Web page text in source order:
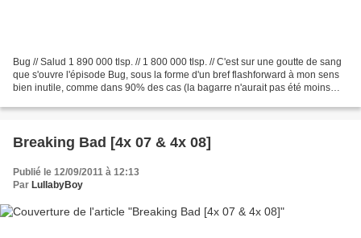
Bug // Salud 1 890 000 tlsp. // 1 800 000 tlsp. // C'est sur une goutte de sang
que s'ouvre l'épisode Bug, sous la forme d'un bref flashforward à mon sens
bien inutile, comme dans 90% des cas (la bagarre n'aurait pas été moins
Breaking Bad [4x 07 & 4x 08]
Publié le 12/09/2011 à 12:13
Par LullabyBoy